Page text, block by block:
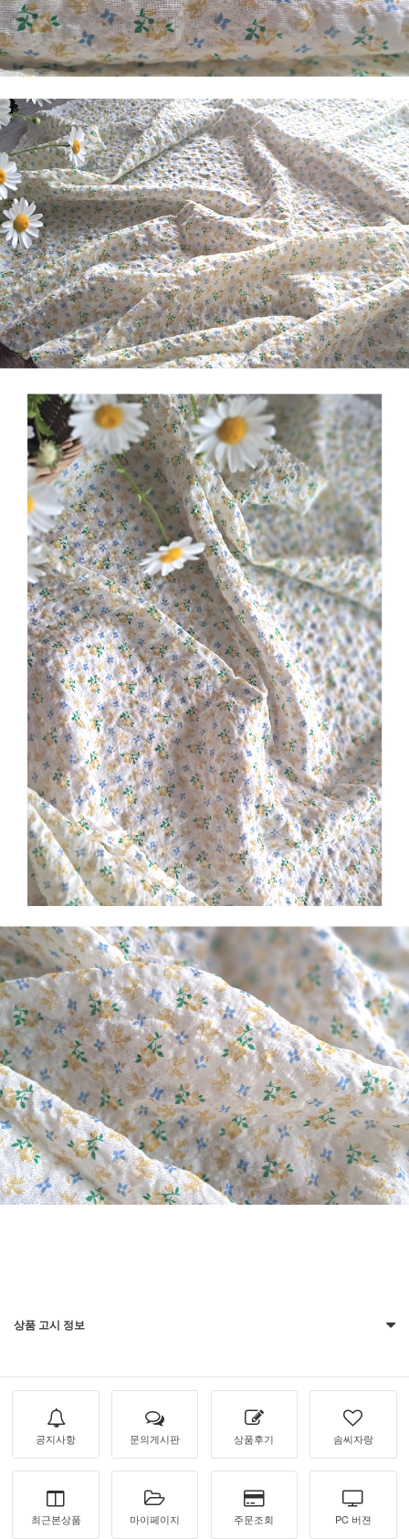
상품 고시 정보
공지사항 문의게시판 상품후기 솜씨자랑
최근본상품 마이페이지 주문조회 PC 버젼